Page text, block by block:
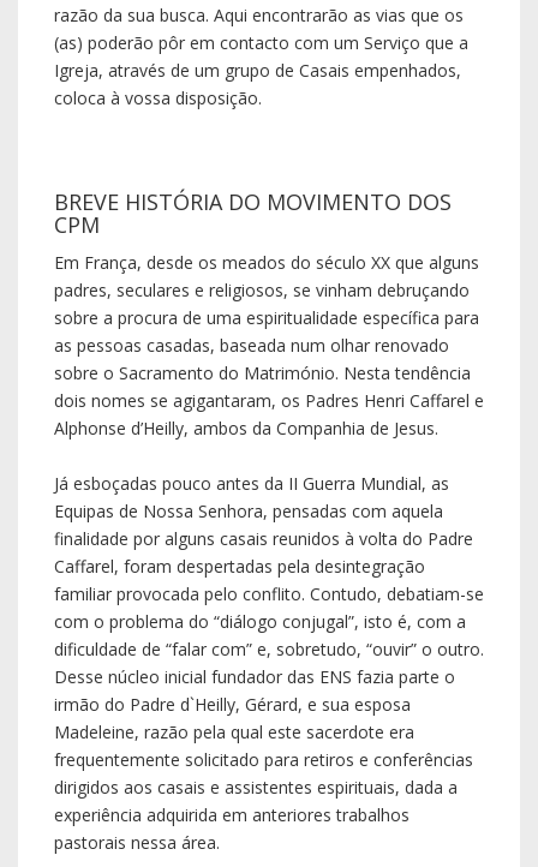
razão da sua busca. Aqui encontrarão as vias que os
(as) poderão pôr em contacto com um Serviço que a
Igreja, através de um grupo de Casais empenhados,
coloca à vossa disposição.
BREVE HISTÓRIA DO MOVIMENTO DOS
CPM
Em França, desde os meados do século XX que alguns
padres, seculares e religiosos, se vinham debruçando
sobre a procura de uma espiritualidade específica para
as pessoas casadas, baseada num olhar renovado
sobre o Sacramento do Matrimónio. Nesta tendência
dois nomes se agigantaram, os Padres Henri Caffarel e
Alphonse d’Heilly, ambos da Companhia de Jesus.
Já esboçadas pouco antes da II Guerra Mundial, as
Equipas de Nossa Senhora, pensadas com aquela
finalidade por alguns casais reunidos à volta do Padre
Caffarel, foram despertadas pela desintegração
familiar provocada pelo conflito. Contudo, debatiam-se
com o problema do “diálogo conjugal”, isto é, com a
dificuldade de “falar com” e, sobretudo, “ouvir” o outro.
Desse núcleo inicial fundador das ENS fazia parte o
irmão do Padre d`Heilly, Gérard, e sua esposa
Madeleine, razão pela qual este sacerdote era
frequentemente solicitado para retiros e conferências
dirigidos aos casais e assistentes espirituais, dada a
experiência adquirida em anteriores trabalhos
pastorais nessa área.